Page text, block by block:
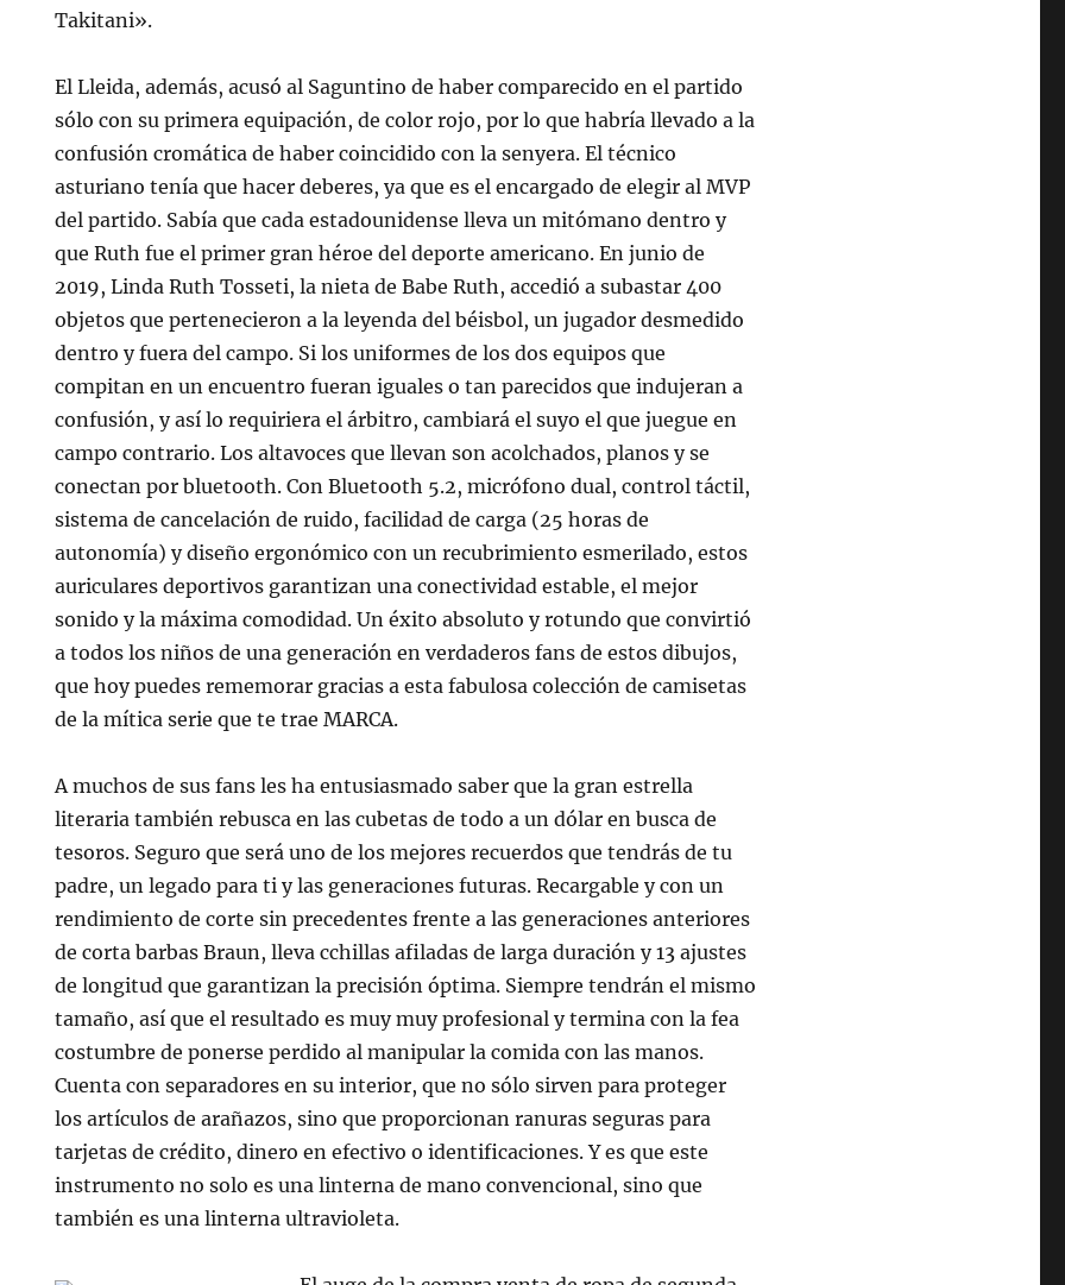
Takitani».
El Lleida, además, acusó al Saguntino de haber comparecido en el partido
sólo con su primera equipación, de color rojo, por lo que habría llevado a la
confusión cromática de haber coincidido con la senyera. El técnico
asturiano tenía que hacer deberes, ya que es el encargado de elegir al MVP
del partido. Sabía que cada estadounidense lleva un mitómano dentro y
que Ruth fue el primer gran héroe del deporte americano. En junio de
2019, Linda Ruth Tosseti, la nieta de Babe Ruth, accedió a subastar 400
objetos que pertenecieron a la leyenda del béisbol, un jugador desmedido
dentro y fuera del campo. Si los uniformes de los dos equipos que
compitan en un encuentro fueran iguales o tan parecidos que indujeran a
confusión, y así lo requiriera el árbitro, cambiará el suyo el que juegue en
campo contrario. Los altavoces que llevan son acolchados, planos y se
conectan por bluetooth. Con Bluetooth 5.2, micrófono dual, control táctil,
sistema de cancelación de ruido, facilidad de carga (25 horas de
autonomía) y diseño ergonómico con un recubrimiento esmerilado, estos
auriculares deportivos garantizan una conectividad estable, el mejor
sonido y la máxima comodidad. Un éxito absoluto y rotundo que convirtió
a todos los niños de una generación en verdaderos fans de estos dibujos,
que hoy puedes rememorar gracias a esta fabulosa colección de camisetas
de la mítica serie que te trae MARCA.
A muchos de sus fans les ha entusiasmado saber que la gran estrella
literaria también rebusca en las cubetas de todo a un dólar en busca de
tesoros. Seguro que será uno de los mejores recuerdos que tendrás de tu
padre, un legado para ti y las generaciones futuras. Recargable y con un
rendimiento de corte sin precedentes frente a las generaciones anteriores
de corta barbas Braun, lleva cchillas afiladas de larga duración y 13 ajustes
de longitud que garantizan la precisión óptima. Siempre tendrán el mismo
tamaño, así que el resultado es muy muy profesional y termina con la fea
costumbre de ponerse perdido al manipular la comida con las manos.
Cuenta con separadores en su interior, que no sólo sirven para proteger
los artículos de arañazos, sino que proporcionan ranuras seguras para
tarjetas de crédito, dinero en efectivo o identificaciones. Y es que este
instrumento no solo es una linterna de mano convencional, sino que
también es una linterna ultravioleta.